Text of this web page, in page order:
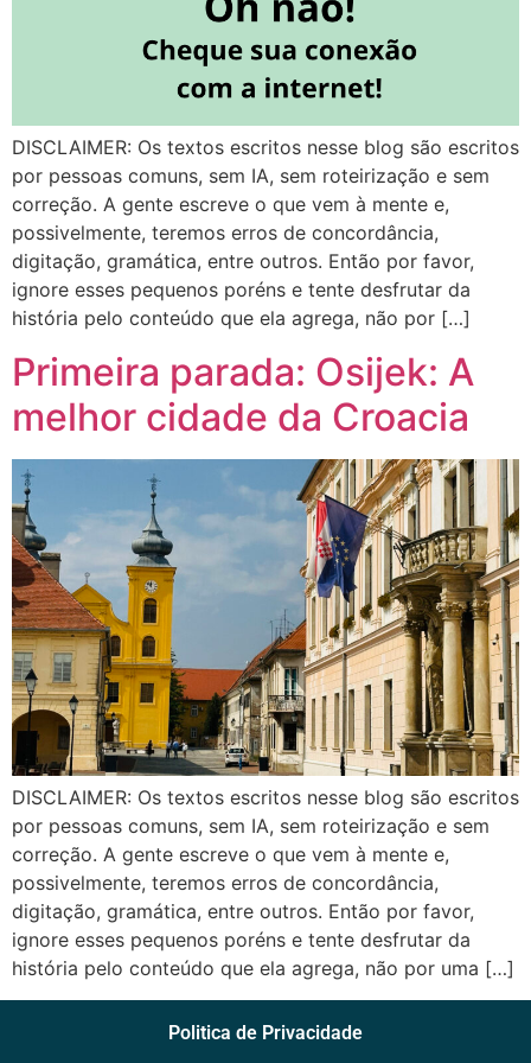
DISCLAIMER: Os textos escritos nesse blog são escritos
por pessoas comuns, sem IA, sem roteirização e sem
correção. A gente escreve o que vem à mente e,
possivelmente, teremos erros de concordância,
digitação, gramática, entre outros. Então por favor,
ignore esses pequenos poréns e tente desfrutar da
história pelo conteúdo que ela agrega, não por […]
Primeira parada: Osijek: A
melhor cidade da Croacia
DISCLAIMER: Os textos escritos nesse blog são escritos
por pessoas comuns, sem IA, sem roteirização e sem
correção. A gente escreve o que vem à mente e,
possivelmente, teremos erros de concordância,
digitação, gramática, entre outros. Então por favor,
ignore esses pequenos poréns e tente desfrutar da
história pelo conteúdo que ela agrega, não por uma […]
Politica de Privacidade